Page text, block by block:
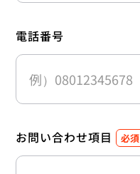
電話番号
お問い合わせ項目 必須